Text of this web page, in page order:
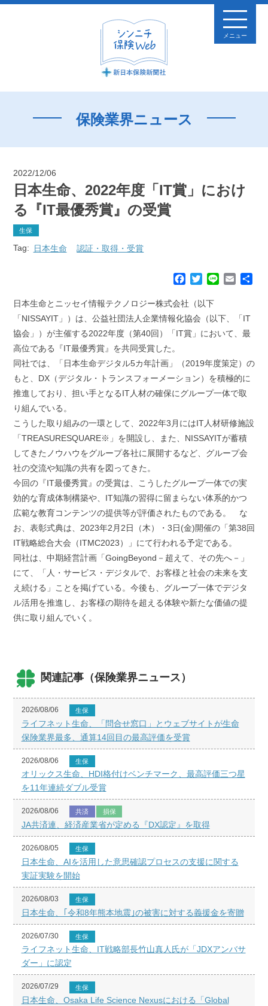
メニュー
保険業界ニュース
2022/12/06
日本生命、2022年度「IT賞」におけ
る『IT最優秀賞』の受賞
生保
Tag: 日本生命 認証・取得・受賞
c
e
o
k
T
i
e
e
E
日本生命とニッセイ情報テクノロジー株式会社（以下
「NISSAYIT」）は、公益社団法人企業情報化協会（以下、「IT
協会」）が主催する2022年度（第40回）「IT賞」において、最
高位である『IT最優秀賞』を共同受賞した。
同社では、「日本生命デジタル5カ年計画」（2019年度策定）の
もと、DX（デジタル・トランスフォーメーション）を積極的に
推進しており、担い手となるIT人材の確保にグループ一体で取
り組んでいる。
こうした取り組みの一環として、2022年3月にはIT人材研修施設
「TREASURESQUARE※」を開設し、また、NISSAYITが蓄積
してきたノウハウをグループ各社に展開するなど、グループ会
社の交流や知識の共有を図ってきた。
今回の『IT最優秀賞』の受賞は、こうしたグループ一体での実
効的な育成体制構築や、IT知識の習得に留まらない体系的かつ
広範な教育コンテンツの提供等が評価されたものである。 な
お、表彰式典は、2023年2月2日（木）・3日(金)開催の「第38回
IT戦略総合大会（ITMC2023）」にて行われる予定である。
同社は、中期経営計画「GoingBeyond－超えて、その先へ－」
にて、「人・サービス・デジタルで、お客様と社会の未来を支
え続ける」ことを掲げている。今後も、グループ一体でデジタ
ル活用を推進し、お客様の期待を超える体験や新たな価値の提
供に取り組んでいく。
関連記事（保険業界ニュース）
2026/08/06 生保
ライフネット生命、「問合せ窓口」とウェブサイトが生命
保険業界最多、通算14回目の最高評価を受賞
2026/08/06 生保
オリックス生命、HDI格付けベンチマーク、最高評価三つ星
を11年連続ダブル受賞
2026/08/06 共済 損保
JA共済連、経済産業省が定める『DX認定』を取得
2026/08/05 生保
日本生命、AIを活用した意思確認プロセスの支援に関する
実証実験を開始
2026/08/03 生保
日本生命、｢令和8年熊本地震｣の被害に対する義援金を寄贈
2026/07/30 生保
ライフネット生命、IT戦略部長竹山真人氏が「JDXアンバサ
ダー」に認定
2026/07/29 生保
日本生命、Osaka Life Science Nexusにおける「Global